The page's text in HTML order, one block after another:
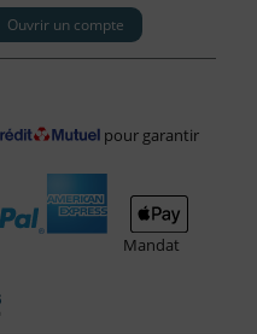
Ouvrir un compte
pour garantir
Mandat